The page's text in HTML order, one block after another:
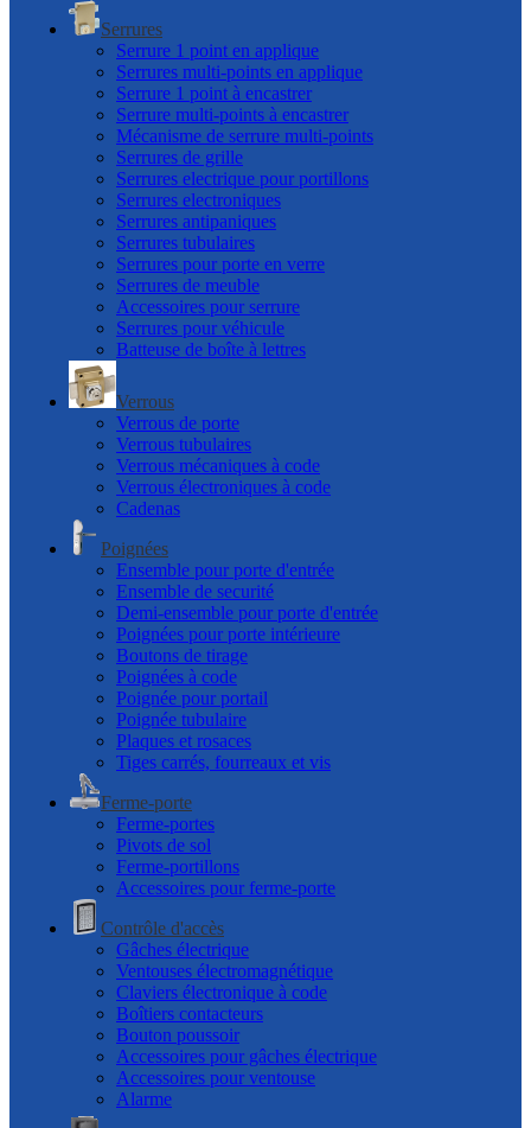
Serrures
Serrure 1 point en applique
Serrures multi-points en applique
Serrure 1 point à encastrer
Serrure multi-points à encastrer
Mécanisme de serrure multi-points
Serrures de grille
Serrures electrique pour portillons
Serrures electroniques
Serrures antipaniques
Serrures tubulaires
Serrures pour porte en verre
Serrures de meuble
Accessoires pour serrure
Serrures pour véhicule
Batteuse de boîte à lettres
Verrous
Verrous de porte
Verrous tubulaires
Verrous mécaniques à code
Verrous électroniques à code
Cadenas
Poignées
Ensemble pour porte d'entrée
Ensemble de securité
Demi-ensemble pour porte d'entrée
Poignées pour porte intérieure
Boutons de tirage
Poignées à code
Poignée pour portail
Poignée tubulaire
Plaques et rosaces
Tiges carrés, fourreaux et vis
Ferme-porte
Ferme-portes
Pivots de sol
Ferme-portillons
Accessoires pour ferme-porte
Contrôle d'accès
Gâches électrique
Ventouses électromagnétique
Claviers électronique à code
Boîtiers contacteurs
Bouton poussoir
Accessoires pour gâches électrique
Accessoires pour ventouse
Alarme